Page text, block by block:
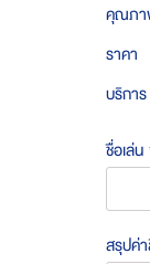
คุณภ
ราคา
บริการ
ชื่อเล่น
สรุปค่